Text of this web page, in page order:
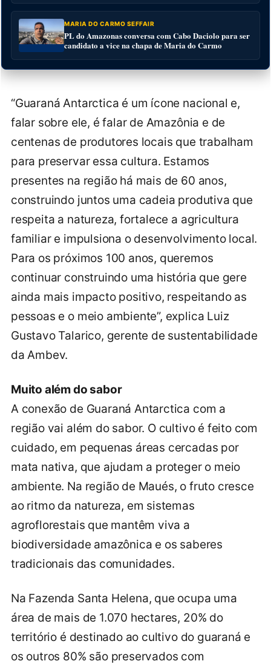
MARIA DO CARMO SEFFAIR
PL do Amazonas conversa com Cabo Daciolo para ser
candidato a vice na chapa de Maria do Carmo
“Guaraná Antarctica é um ícone nacional e,
falar sobre ele, é falar de Amazônia e de
centenas de produtores locais que trabalham
para preservar essa cultura. Estamos
presentes na região há mais de 60 anos,
construindo juntos uma cadeia produtiva que
respeita a natureza, fortalece a agricultura
familiar e impulsiona o desenvolvimento local.
Para os próximos 100 anos, queremos
continuar construindo uma história que gere
ainda mais impacto positivo, respeitando as
pessoas e o meio ambiente”, explica Luiz
Gustavo Talarico, gerente de sustentabilidade
da Ambev.
Muito além do sabor
A conexão de Guaraná Antarctica com a
região vai além do sabor. O cultivo é feito com
cuidado, em pequenas áreas cercadas por
mata nativa, que ajudam a proteger o meio
ambiente. Na região de Maués, o fruto cresce
ao ritmo da natureza, em sistemas
agroflorestais que mantêm viva a
biodiversidade amazônica e os saberes
tradicionais das comunidades.
Na Fazenda Santa Helena, que ocupa uma
área de mais de 1.070 hectares, 20% do
território é destinado ao cultivo do guaraná e
os outros 80% são preservados com